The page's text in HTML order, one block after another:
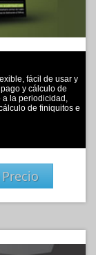
fácil de usar y
y cálculo de
a la periodicidad,
de finiquitos e